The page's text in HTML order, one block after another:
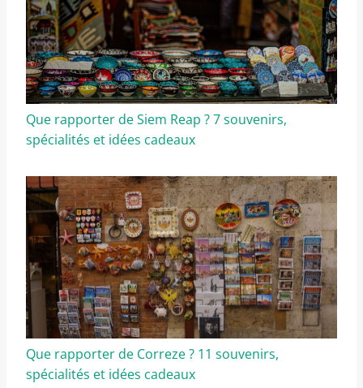
Que rapporter de Siem Reap ? 7 souvenirs,
spécialités et idées cadeaux
Que rapporter de Correze ? 11 souvenirs,
spécialités et idées cadeaux